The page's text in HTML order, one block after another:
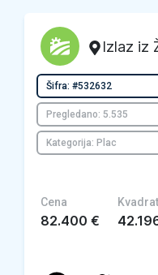
Izlaz iz
Šifra: #532632
Pregledano: 5.535
Kategorija: Plac
Cena
82.400 €